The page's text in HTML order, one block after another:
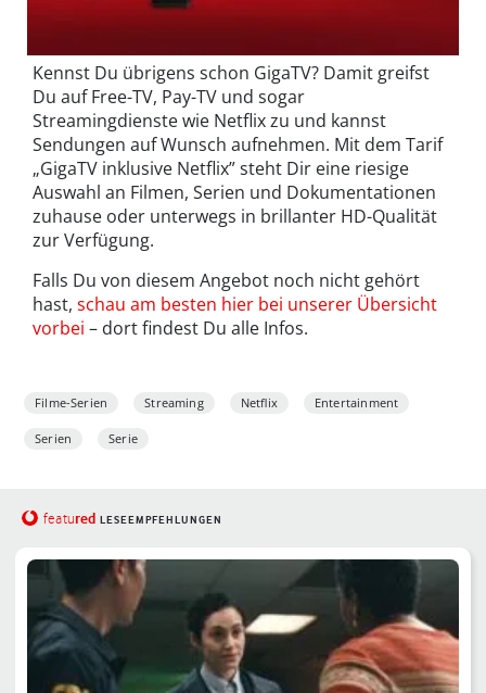
Kennst Du übrigens schon GigaTV? Damit greifst
Du auf Free-TV, Pay-TV und sogar
Streamingdienste wie Netflix zu und kannst
Sendungen auf Wunsch aufnehmen. Mit dem Tarif
„GigaTV inklusive Netflix” steht Dir eine riesige
Auswahl an Filmen, Serien und Dokumentationen
zuhause oder unterwegs in brillanter HD-Qualität
zur Verfügung.
Falls Du von diesem Angebot noch nicht gehört
hast, schau am besten hier bei unserer Übersicht
vorbei – dort findest Du alle Infos.
Filme-Serien Streaming Netflix Entertainment
Serien Serie
featured LESEEMPFEHLUNGEN